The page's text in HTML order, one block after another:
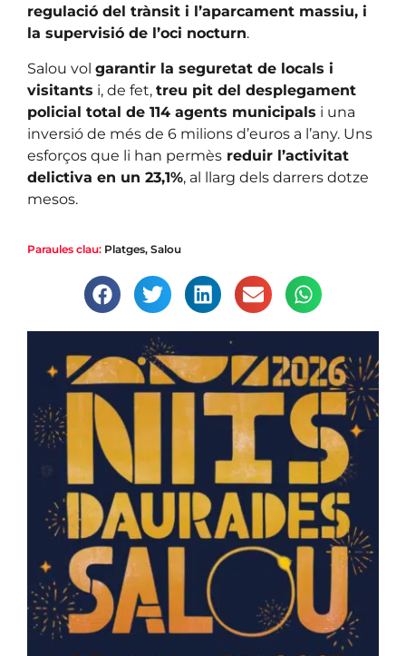
regulació del trànsit i l’aparcament massiu, i
la supervisió de l’oci nocturn.
Salou vol garantir la seguretat de locals i
visitants i, de fet, treu pit del desplegament
policial total de 114 agents municipals i una
inversió de més de 6 milions d’euros a l’any. Uns
esforços que li han permès reduir l’activitat
delictiva en un 23,1%, al llarg dels darrers dotze
mesos.
Paraules clau: Platges, Salou